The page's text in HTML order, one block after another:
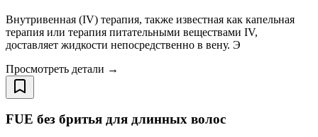
Внутривенная (IV) терапия, также известная как капельная
терапия или терапия питательными веществами IV,
доставляет жидкости непосредственно в вену. Э
Просмотреть детали →
FUE без бритья для длинных волос